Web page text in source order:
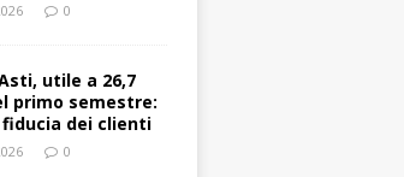
0
utile a 26,7
primo semestre:
fiducia dei clienti
0